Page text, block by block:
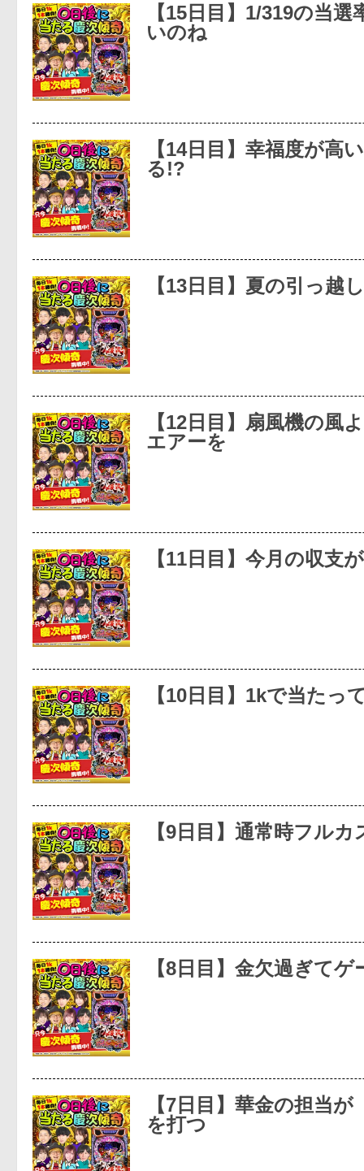
【15日目】1/319の当
いのね
【14日目】幸福度が高
る!?
【13日目】夏の引っ越
【12日目】扇風機の風
エアーを
【11日目】今月の収支
【10日目】1kで当たっ
【9日目】通常時フル
【8日目】金欠過ぎて
【7日目】華金の担当が
を打つ